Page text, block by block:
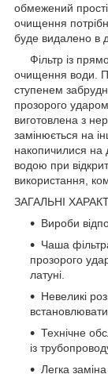
обмежений
очищення
буде видалено в
Фільтр із
очищення води.
ступенем
прозорого
виготовлена з
замінюється на
накопичилися на
водою при
використання,
ЗАГАЛЬНІ
Вироби
Чаша
прозорого
латуні.
Невеликі
Технічне
із
Легка